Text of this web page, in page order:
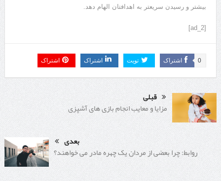
بیشتر و رسیدن سریعتر به اهدافتان الهام دهد.
[ad_2]
اشتراک 0 تویت اشتراک اشتراک
قبلی
مزایا و معایب انجام بازی های آشپزی
بعدی
روابط: چرا بعضی از مردان یک چهره مادر می خواهند؟